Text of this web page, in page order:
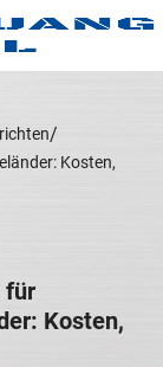
Kosten,
für
Kosten,